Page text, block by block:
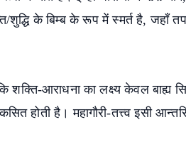
शुद्धि के बिम्ब के रूप में स्मर्त है,
आराधना का लक्ष्य केवल बाह्य
होती है। महागौरी-तत्त्व इसी